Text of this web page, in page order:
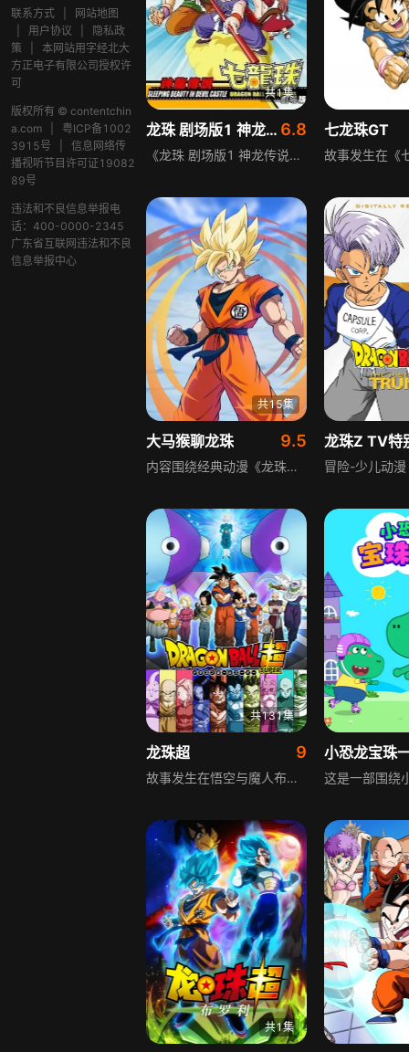
联系方式
网站地图
用户协议
隐私政
策
本网站用字经北大
方正电子有限公司授权许
可
版权所有 © contentchin
a.com
粤ICP备1002
3915号
信息网络传
播视听节目许可证19082
89号
违法和不良信息举报电
话：400-0000-2345
广东省互联网违法和不良
信息举报中心
共1集
龙珠 剧场版1 神龙传说 6.8
《龙珠 剧场版1 神龙传说》是龙珠系列的首部剧场版，影片以主角孙悟空与伙伴布尔玛踏上寻找龙珠的冒险为主线，讲述了他们在寻珠过程中，对抗皮拉夫一伙阴谋的故事。皮拉夫一伙妄图利用龙珠实现自己的野心，孙悟空与布尔玛凭借勇气与智慧，一次次化解危机，最终成功召唤出神龙，实现了属于他们的愿望，开启了龙珠系列的奇幻冒险篇章。
七龙珠GT
共15集
大马猴聊龙珠 9.5
内容围绕经典动漫《龙珠》展开，讲述了世界上散落的七颗龙珠的传说，集齐龙珠可召唤神龙实现愿望。深山里本领高强的孙悟空随天才科学家布尔玛走出大山，踏上寻找龙珠的冒险之旅，途中结识龟仙人、雅木茶等伙伴，经历各类奇遇与爆笑故事，同时与为私欲找龙珠的邪恶势力展开激斗，开启了充满浪漫与热血的大世界冒险。
龙珠Z TV特
共131集
龙珠超 9
故事发生在悟空与魔人布欧的壮绝战斗结束后，地球恢复和平之后。沉睡多年的破坏神比鲁斯觉醒，曾的宇宙帝王弗利萨复活，接连的威胁逼近悟空等人，地球周边还发生星球消失的奇怪现象，神秘新角色象帕也登场，新的冒险就此展开。
小恐龙宝珠
共1集